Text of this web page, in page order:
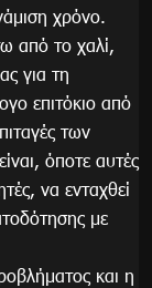
χρόνο.
από το χαλί,
για τη
επιτόκιο από
των
όποτε αυτές
να ενταχθεί
με
και η